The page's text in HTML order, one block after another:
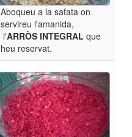
Aboqueu a la safata on
servireu l'amanida,
l'ARRÒS INTEGRAL que
heu reservat.